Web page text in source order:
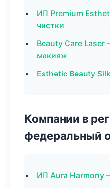
ИП Premium
чистки
Beauty Care
макияж
Esthetic Beauty
Компании в
федеральный
ИП Aura Harmony